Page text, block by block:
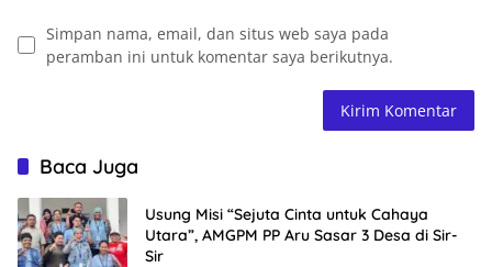
Simpan nama, email, dan situs web saya pada
peramban ini untuk komentar saya berikutnya.
Baca Juga
Usung Misi “Sejuta Cinta untuk Cahaya
Utara”, AMGPM PP Aru Sasar 3 Desa di Sir-
Sir